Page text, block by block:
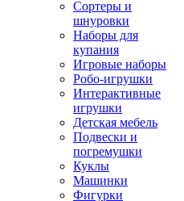
Сортеры и
шнуровки
Наборы для
купания
Игровые наборы
Робо-игрушки
Интерактивные
игрушки
Детская мебель
Подвески и
погремушки
Куклы
Машинки
Фигурки